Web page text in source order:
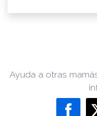
Ayuda a otras